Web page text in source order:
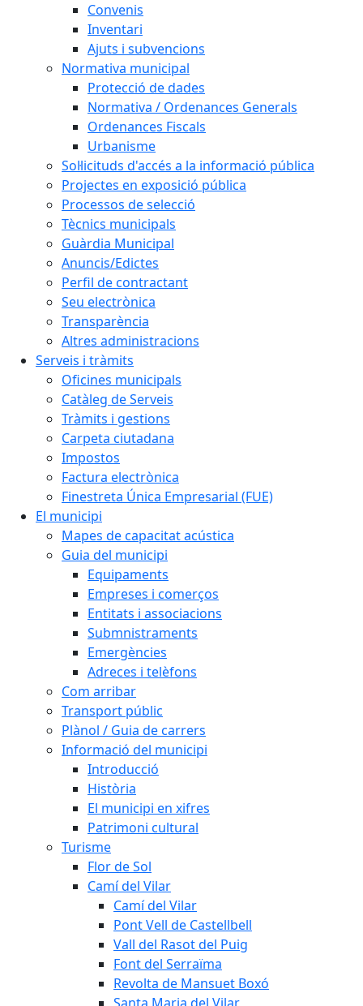
Convenis
Inventari
Ajuts i subvencions
Normativa municipal
Protecció de dades
Normativa / Ordenances Generals
Ordenances Fiscals
Urbanisme
Sol·licituds d'accés a la informació pública
Projectes en exposició pública
Processos de selecció
Tècnics municipals
Guàrdia Municipal
Anuncis/Edictes
Perfil de contractant
Seu electrònica
Transparència
Altres administracions
Serveis i tràmits
Oficines municipals
Catàleg de Serveis
Tràmits i gestions
Carpeta ciutadana
Impostos
Factura electrònica
Finestreta Única Empresarial (FUE)
El municipi
Mapes de capacitat acústica
Guia del municipi
Equipaments
Empreses i comerços
Entitats i associacions
Submnistraments
Emergències
Adreces i telèfons
Com arribar
Transport públic
Plànol / Guia de carrers
Informació del municipi
Introducció
Història
El municipi en xifres
Patrimoni cultural
Turisme
Flor de Sol
Camí del Vilar
Camí del Vilar
Pont Vell de Castellbell
Vall del Rasot del Puig
Font del Serraïma
Revolta de Mansuet Boxó